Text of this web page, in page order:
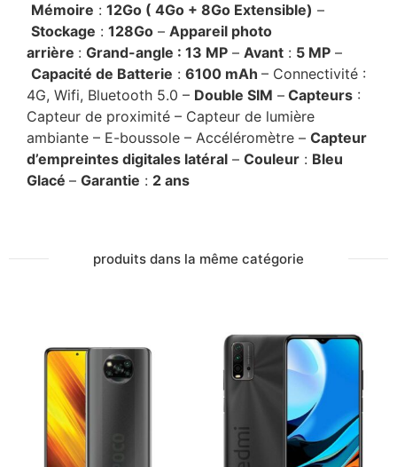
Mémoire : 12Go ( 4Go + 8Go Extensible) –
Stockage : 128Go – Appareil photo
arrière : Grand-angle : 13 MP – Avant : 5 MP –
Capacité de Batterie : 6100 mAh – Connectivité :
4G, Wifi, Bluetooth 5.0 – Double SIM – Capteurs :
Capteur de proximité – Capteur de lumière
ambiante – E-boussole – Accéléromètre – Capteur
d’empreintes digitales latéral – Couleur : Bleu
Glacé – Garantie : 2 ans
produits dans la même catégorie